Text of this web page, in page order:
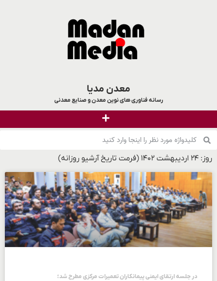
معدن مدیا
رسانه فناوری های نوین معدن و صنایع معدنی
روز: ۲۴ اردیبهشت ۱۴۰۲ (فرمت تاریخ آرشیو روزانه)
در جلسه ارتقای ایمنی پیمانکاران تعمیرات مرکزی مطرح شد؛